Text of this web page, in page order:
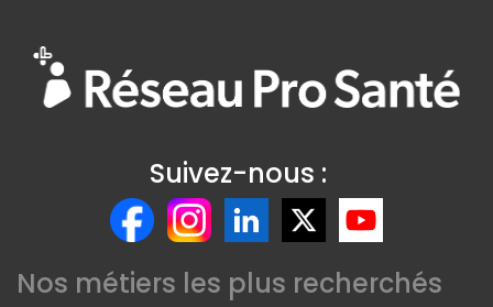
Suivez-nous :
Nos métiers les plus recherchés